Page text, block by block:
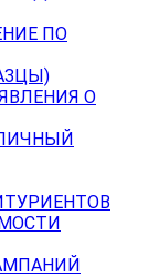
ПО
О